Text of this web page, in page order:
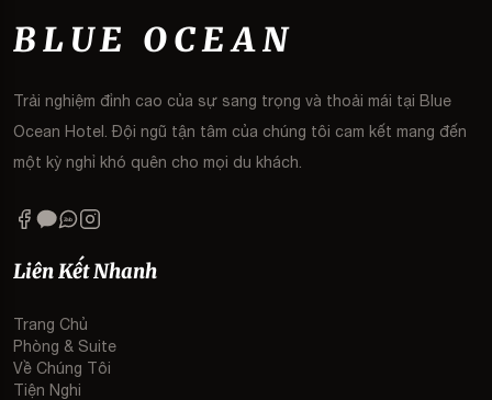
BLUE OCEAN
Trải nghiệm đỉnh cao của sự sang trọng và thoải mái tại Blue
Ocean Hotel. Đội ngũ tận tâm của chúng tôi cam kết mang đến
một kỳ nghỉ khó quên cho mọi du khách.
Zalo
Liên Kết Nhanh
Trang Chủ
Phòng & Suite
Về Chúng Tôi
Tiện Nghi